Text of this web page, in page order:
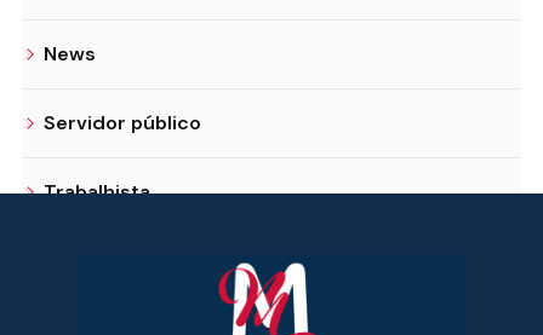
News
Servidor público
Trabalhista